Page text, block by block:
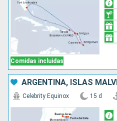
Comidas incluidas
Celebrity Equinox 15 d